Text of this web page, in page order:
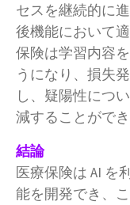
セスを継続的に
後機能において
保険は学習内容
うになり、損失
し、疑陽性につ
減することができ
結論
医療保険は AI を
能を開発でき、